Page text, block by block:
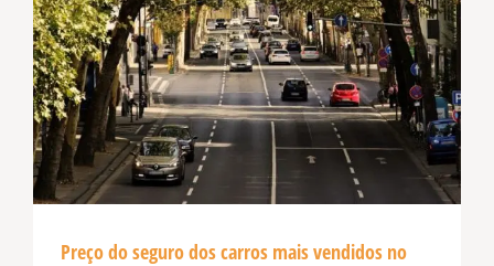
Preço do seguro dos carros mais vendidos no